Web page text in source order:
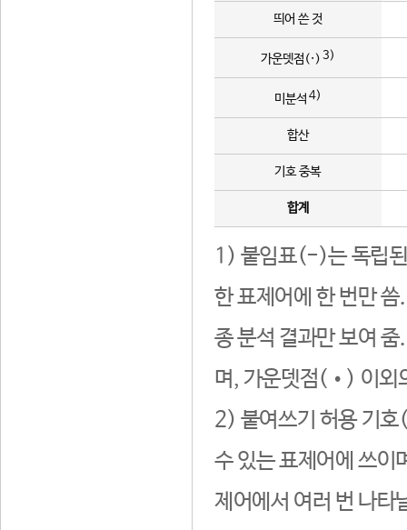
띄어 쓴 것
가운뎃점(·) 3)
미분석 4)
합산
기호 중복
합계
1) 붙임표(-)는 독립된
한 표제어에 한 번만
종 분석 결과만 보여
며, 가운뎃점(•) 이외
2) 붙여쓰기 허용 기호
수 있는 표제어에 쓰이
제어에서 여러 번 나타